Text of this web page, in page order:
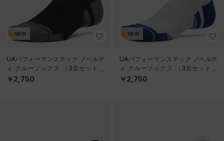
NEW
UAパフォーマンステック ノベルテ
ィ クルーソックス （3足セット）
（トレーニング/UNISEX）
￥2,750
NEW
UAパフォーマンステック ノベルテ
ィ クルーソックス （3足セット）
（トレーニング/UNISEX）
￥2,750